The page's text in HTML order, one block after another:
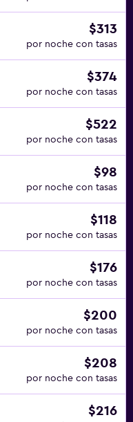
$313
por noche con tasas
$374
por noche con tasas
$522
por noche con tasas
$98
por noche con tasas
$118
por noche con tasas
$176
por noche con tasas
$200
por noche con tasas
$208
por noche con tasas
$216